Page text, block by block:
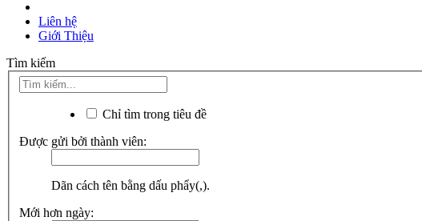
Liên hệ
Giới Thiệu
Tìm kiếm
Chỉ tìm trong tiêu đề
Được gửi bởi thành viên:
Dãn cách tên bằng dấu phẩy(,).
Mới hơn ngày: